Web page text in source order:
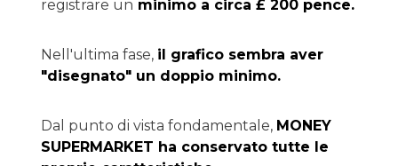
registrare un minimo a circa £ 200 pence.
Nell'ultima fase, il grafico sembra aver
"disegnato" un doppio minimo.
Dal punto di vista fondamentale, MONEY
SUPERMARKET ha conservato tutte le